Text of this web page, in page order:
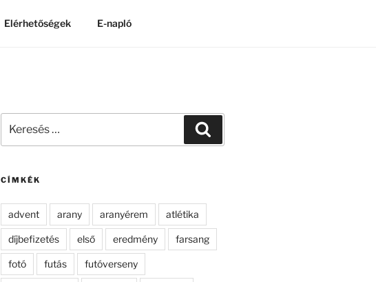
Elérhetőségek E-napló
következő
CÍMKÉK
advent arany aranyérem atlétika
díjbefizetés első eredmény farsang
fotó futás futóverseny